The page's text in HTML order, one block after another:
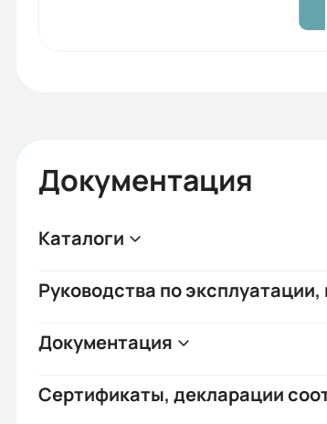
Документация
Каталоги
Руководства по
Документация
Сертификаты, декларации